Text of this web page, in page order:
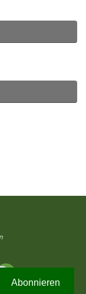
Abonnieren